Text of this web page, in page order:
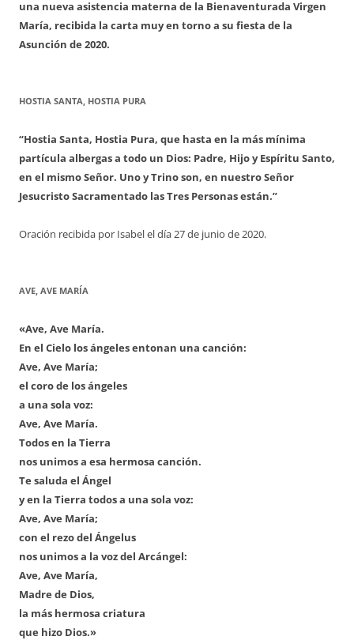
una nueva asistencia materna de la Bienaventurada Virgen
María, recibida la carta muy en torno a su fiesta de la
Asunción de 2020.
HOSTIA SANTA, HOSTIA PURA
“Hostia Santa, Hostia Pura, que hasta en la más mínima
partícula albergas a todo un Dios: Padre, Hijo y Espíritu Santo,
en el mismo Señor. Uno y Trino son, en nuestro Señor
Jesucristo Sacramentado las Tres Personas están.”
Oración recibida por Isabel el día 27 de junio de 2020.
AVE, AVE MARÍA
«Ave, Ave María.
En el Cielo los ángeles entonan una canción:
Ave, Ave María;
el coro de los ángeles
a una sola voz:
Ave, Ave María.
Todos en la Tierra
nos unimos a esa hermosa canción.
Te saluda el Ángel
y en la Tierra todos a una sola voz:
Ave, Ave María;
con el rezo del Ángelus
nos unimos a la voz del Arcángel:
Ave, Ave María,
Madre de Dios,
la más hermosa criatura
que hizo Dios.»